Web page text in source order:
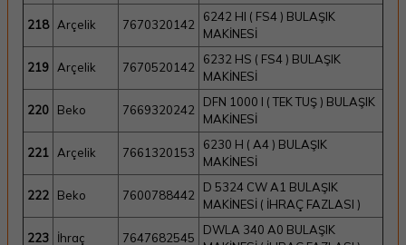
218 Arçelik 7670320142
6242 HI ( FS4 ) BULAŞIK
MAKİNESİ
219 Arçelik 7670520142
6232 HS ( FS4 ) BULAŞIK
MAKİNESİ
220 Beko 7669320242
DFN 1000 I ( TEK TUŞ ) BULAŞIK
MAKİNESİ
221 Arçelik 7661320153
6230 H ( A4 ) BULAŞIK
MAKİNESİ
222 Beko 7600788442
D 5324 CW A1 BULAŞIK
MAKİNESİ ( İHRAÇ FAZLASI )
223 İhraç 7647682545
DWLA 340 A0 BULAŞIK